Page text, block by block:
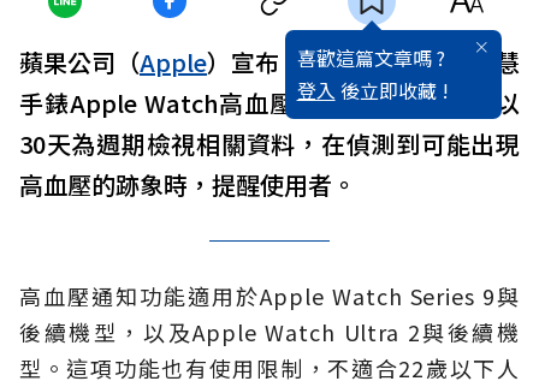
喜歡這篇文章嗎 ?
登入 後立即收藏 !
蘋果公司（Apple）宣布，今天在台灣開放智慧
手錶Apple Watch高血壓通知功能，系統會以
30天為週期檢視相關資料，在偵測到可能出現
高血壓的跡象時，提醒使用者。
高血壓通知功能適用於Apple Watch Series 9與
後續機型，以及Apple Watch Ultra 2與後續機
型。這項功能也有使用限制，不適合22歲以下人